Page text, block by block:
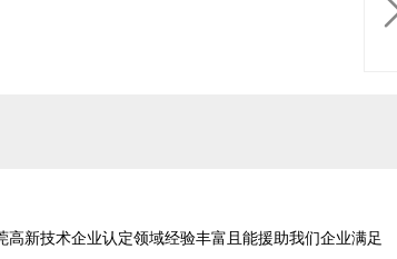
新技术企业认定领域经验丰富且能援助我们企业满足